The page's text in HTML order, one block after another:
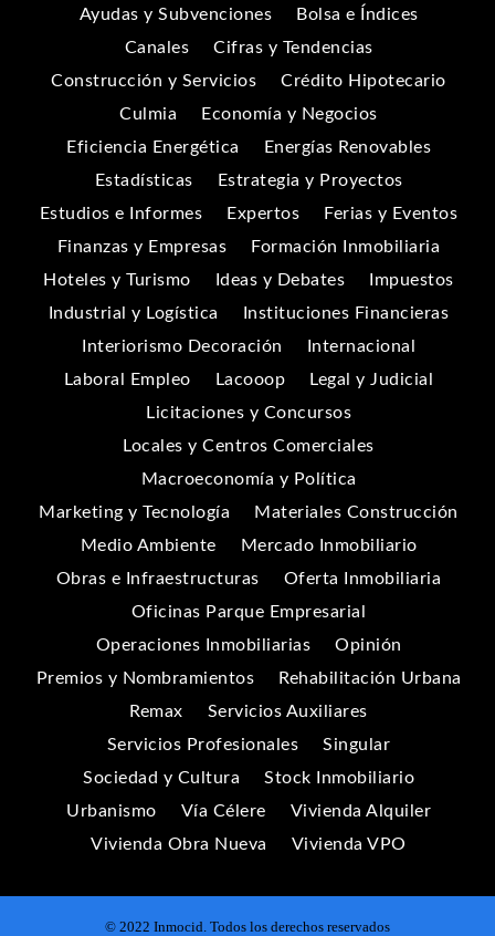
Ayudas y Subvenciones
Bolsa e Índices
Canales
Cifras y Tendencias
Construcción y Servicios
Crédito Hipotecario
Culmia
Economía y Negocios
Eficiencia Energética
Energías Renovables
Estadísticas
Estrategia y Proyectos
Estudios e Informes
Expertos
Ferias y Eventos
Finanzas y Empresas
Formación Inmobiliaria
Hoteles y Turismo
Ideas y Debates
Impuestos
Industrial y Logística
Instituciones Financieras
Interiorismo Decoración
Internacional
Laboral Empleo
Lacooop
Legal y Judicial
Licitaciones y Concursos
Locales y Centros Comerciales
Macroeconomía y Política
Marketing y Tecnología
Materiales Construcción
Medio Ambiente
Mercado Inmobiliario
Obras e Infraestructuras
Oferta Inmobiliaria
Oficinas Parque Empresarial
Operaciones Inmobiliarias
Opinión
Premios y Nombramientos
Rehabilitación Urbana
Remax
Servicios Auxiliares
Servicios Profesionales
Singular
Sociedad y Cultura
Stock Inmobiliario
Urbanismo
Vía Célere
Vivienda Alquiler
Vivienda Obra Nueva
Vivienda VPO
© 2022 Inmocid. Todos los derechos reservados